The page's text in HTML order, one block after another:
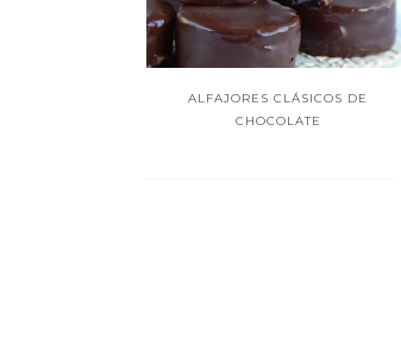
ALFAJORES CLÁSICOS DE
CHOCOLATE